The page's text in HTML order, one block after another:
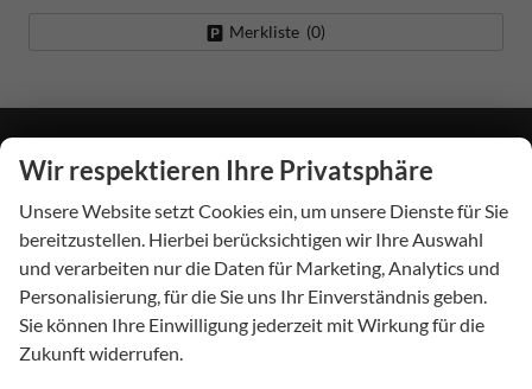
Merkliste (0)
Autohaus Beckhäuser
Hauptstraße 24
55767Niederbrombach
Telefon:
06787/247
E-Mail:
verkauf@autohaus-beckhaeuser.de
Wir respektieren Ihre Privatsphäre
Unsere Website setzt Cookies ein, um unsere Dienste für Sie
bereitzustellen. Hierbei berücksichtigen wir Ihre Auswahl
und verarbeiten nur die Daten für Marketing, Analytics und
Personalisierung, für die Sie uns Ihr Einverständnis geben.
Sie können Ihre Einwilligung jederzeit mit Wirkung für die
Zukunft widerrufen.